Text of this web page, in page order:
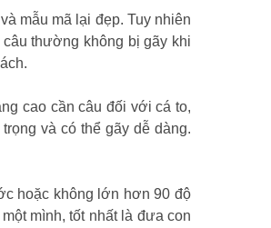
mẫu mã lại đẹp. Tuy nhiên
thường không bị gãy khi
cao cần câu đối với cá to,
và có thể gãy dễ dàng.
hoặc không lớn hơn 90 độ
mình, tốt nhất là đưa con